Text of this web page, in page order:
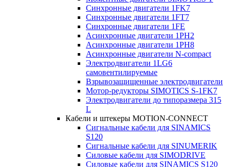
Синхронные двигатели 1FK7
Синхронные двигатели 1FT7
Синхронные двигатели 1FE
Асинхронные двигатели 1PH2
Асинхронные двигатели 1PH8
Асинхронные двигатели N-compact
Электродвигатели 1LG6
cамовентилируемые
Взрывозащищенные электродвигатели
Мотор-редукторы SIMOTICS S-1FK7
Электродвигатели до типоразмера 315
L
Кабели и штекеры MOTION-CONNECT
Сигнальные кабели для SINAMICS
S120
Сигнальные кабели для SINUMERIK
Силовые кабели для SIMODRIVE
Силовые кабели для SINAMICS S120